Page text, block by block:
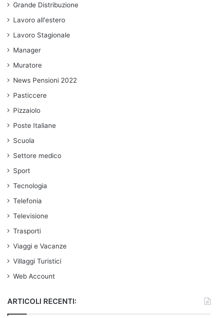
Grande Distribuzione
Lavoro all'estero
Lavoro Stagionale
Manager
Muratore
News Pensioni 2022
Pasticcere
Pizzaiolo
Poste Italiane
Scuola
Settore medico
Sport
Tecnologia
Telefonia
Televisione
Trasporti
Viaggi e Vacanze
Villaggi Turistici
Web Account
ARTICOLI RECENTI: